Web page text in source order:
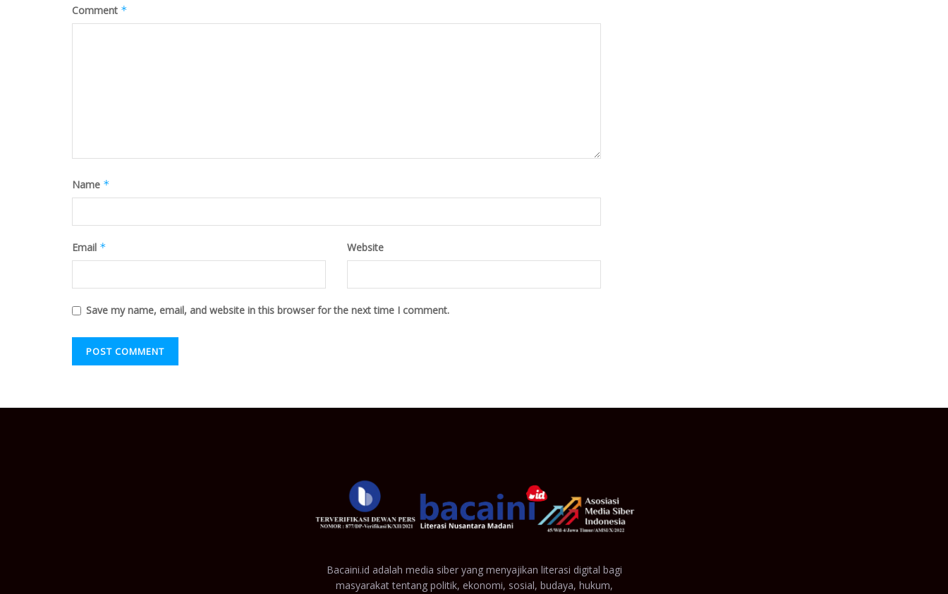
Comment *
Name *
Email * Website
Save my name, email, and website in this browser for the next time I comment.
Bacaini.id adalah media siber yang menyajikan literasi digital bagi
masyarakat tentang politik, ekonomi, sosial, budaya, hukum,